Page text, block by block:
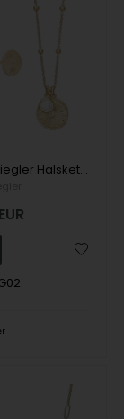
Kranz & Ziegler HalsketteAnhängerOhrring, model 1685-KZ-G02
EUR